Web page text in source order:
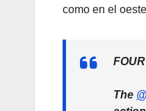
como en el
The